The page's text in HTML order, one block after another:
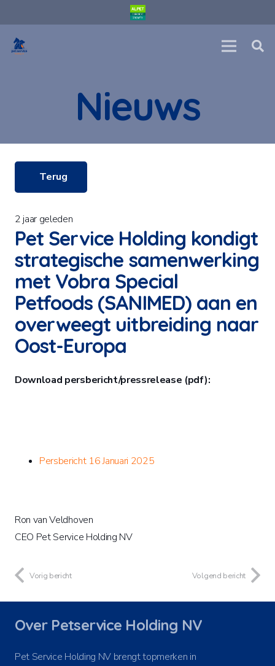
Nieuws
Terug
2 jaar geleden
Pet Service Holding kondigt
strategische samenwerking
met Vobra Special
Petfoods (SANIMED) aan en
overweegt uitbreiding naar
Oost-Europa
Download persbericht/pressrelease (pdf):
Persbericht 16 Januari 2025
Ron van Veldhoven
CEO Pet Service Holding NV
Vorig bericht Volgend bericht
Over Petservice Holding NV
Pet Service Holding NV brengt topmerken in